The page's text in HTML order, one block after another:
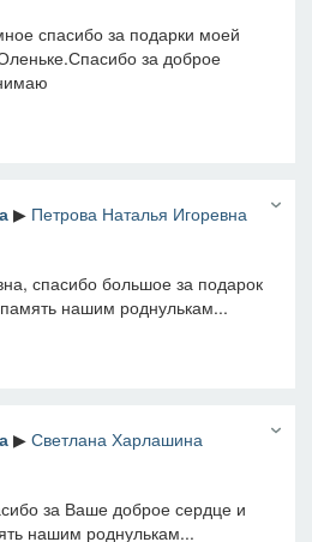
спасибо за подарки моей
за доброе
▶ Петрова Наталья Игоревна
спасибо большое за подарок
нашим роднулькам...
▶ Светлана Харлашина
за Ваше доброе сердце и
нашим роднулькам...